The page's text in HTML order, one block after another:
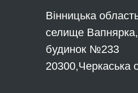
Вінницька
селище
будинок №233
20300,Черкаська